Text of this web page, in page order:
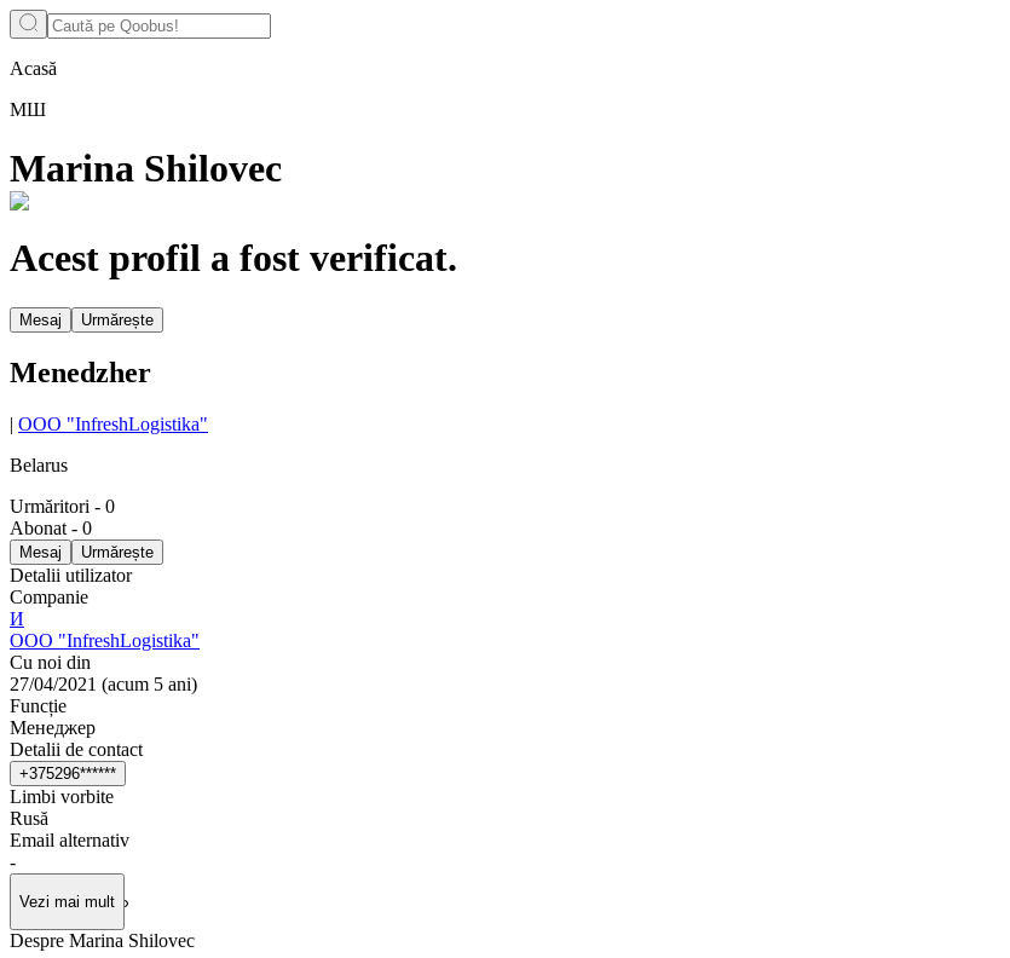
Acasă
МШ
Marina Shilovec
Acest profil a fost verificat.
Mesaj Urmărește
Menedzher
| OOO "InfreshLogistika"
Belarus
Urmăritori - 0
Abonat - 0
Mesaj Urmărește
Detalii utilizator
Companie
И
OOO "InfreshLogistika"
Cu noi din
27/04/2021 (acum 5 ani)
Funcție
Менеджер
Detalii de contact
+375296******
Limbi vorbite
Rusă
Email alternativ
-
Vezi mai mult
Despre Marina Shilovec